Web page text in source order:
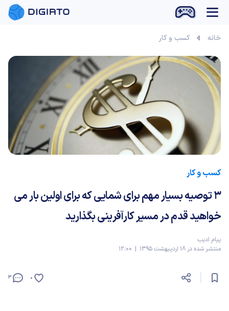
بازی آنلاین
خانه کسب و کار
کسب و کار
۳ توصیه بسیار مهم برای شمایی که برای اولین بار می
خواهید قدم در مسیر کارآفرینی بگذارید
پیام ادیب
منتشر شده در 18 اردیبهشت 1395 | 12:00
3 0